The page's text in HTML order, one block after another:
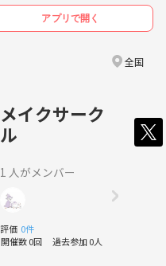
アプリで開く
全国
メイクサーク
ル
1 人がメンバー
評価 0件
開催数 0回 過去参加 0人